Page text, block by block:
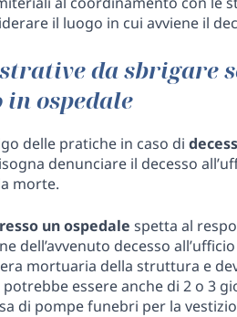
il luogo in cui avviene il
da sbrigare
ospedale
delle pratiche in caso di
denunciare il decesso
morte.
un ospedale spetta al
dell’avvenuto decesso
mortuaria della struttura e
essere anche di 2 o 3
di pompe funebri per la